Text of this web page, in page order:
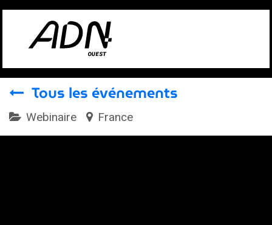
Se rendre au contenu
Tous les événements
Webinaire France